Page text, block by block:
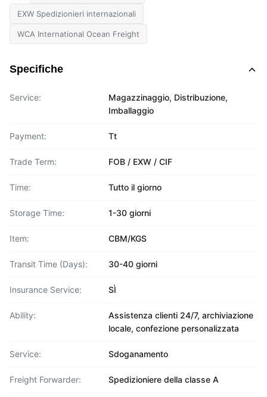
EXW Spedizionieri internazionali
WCA International Ocean Freight
Specifiche
Service:
Magazzinaggio, Distribuzione,
Imballaggio
Payment: Tt
Trade Term: FOB / EXW / CIF
Time: Tutto il giorno
Storage Time: 1-30 giorni
Item: CBM/KGS
Transit Time (Days): 30-40 giorni
Insurance Service: SÌ
Ability:
Assistenza clienti 24/7, archiviazione
locale, confezione personalizzata
Service: Sdoganamento
Freight Forwarder: Spedizioniere della classe A